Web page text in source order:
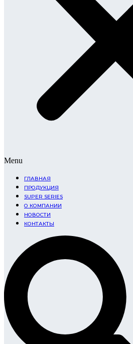
Menu
ГЛАВНАЯ
ПРОДУКЦИЯ
SUPER SERIES
О КОМПАНИИ
НОВОСТИ
КОНТАКТЫ